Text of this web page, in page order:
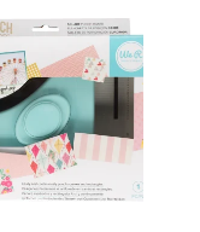
We
R
Square
Punch
Board
cantidad